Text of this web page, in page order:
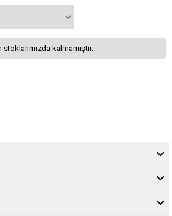
stoklarımızda kalmamıştır.